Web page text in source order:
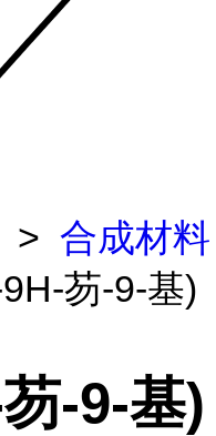
> 合成材料
芴-9-基)
-9-基)